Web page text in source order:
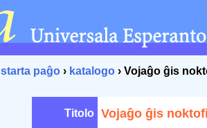
starta paĝo › katalogo › Vojaĝo ĝis
Titolo Vojaĝo ĝis